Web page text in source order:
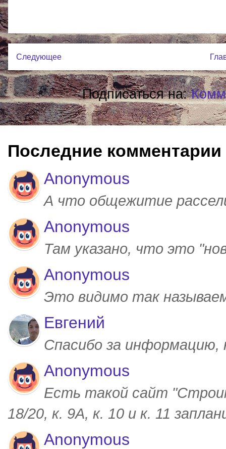
Следующее
Подписаться на:
Последние комментарии
Anonymous
А что общежитие
Anonymous
Там указано, что это
Anonymous
Это видимо так
Евгений
Спасибо за
Anonymous
Есть такой сайт
18/20, к. 9А, к. 10 и к. 11
Anonymous